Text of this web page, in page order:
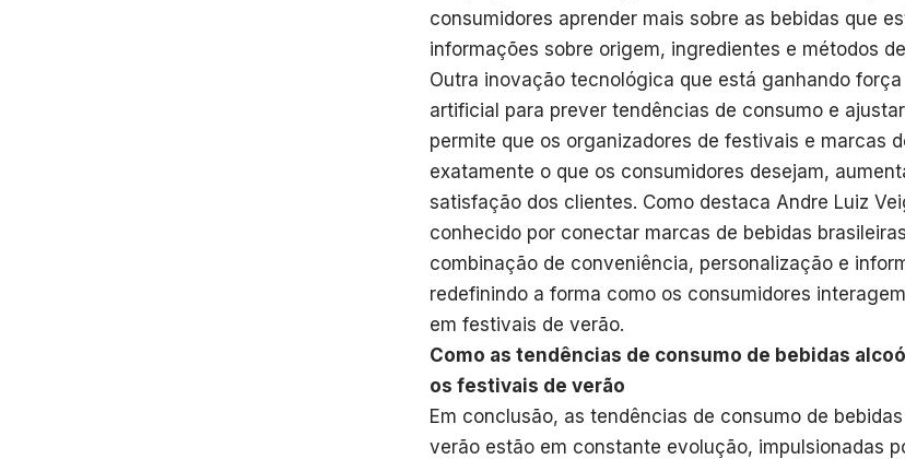
consumidores aprender mais sobre as bebidas que
informações sobre origem, ingredientes e métodos
Outra inovação tecnológica que está ganhando
artificial para prever tendências de consumo e
permite que os organizadores de festivais e marcas
exatamente o que os consumidores desejam,
satisfação dos clientes. Como destaca Andre Luiz
conhecido por conectar marcas de bebidas
combinação de conveniência, personalização e
redefinindo a forma como os consumidores
em festivais de verão.
Como as tendências de consumo de bebidas
os festivais de verão
Em conclusão, as tendências de consumo de
verão estão em constante evolução, impulsionadas